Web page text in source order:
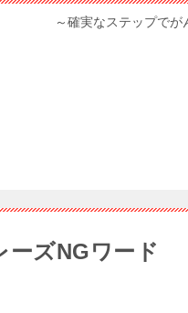
～確実なステップで
ーズNGワード